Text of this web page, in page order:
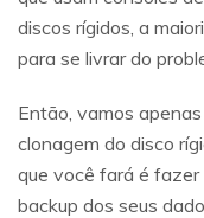
discos rígidos, a
para se livrar do
Então, vamos
clonagem do disco
que você fará é fazer
backup dos seus